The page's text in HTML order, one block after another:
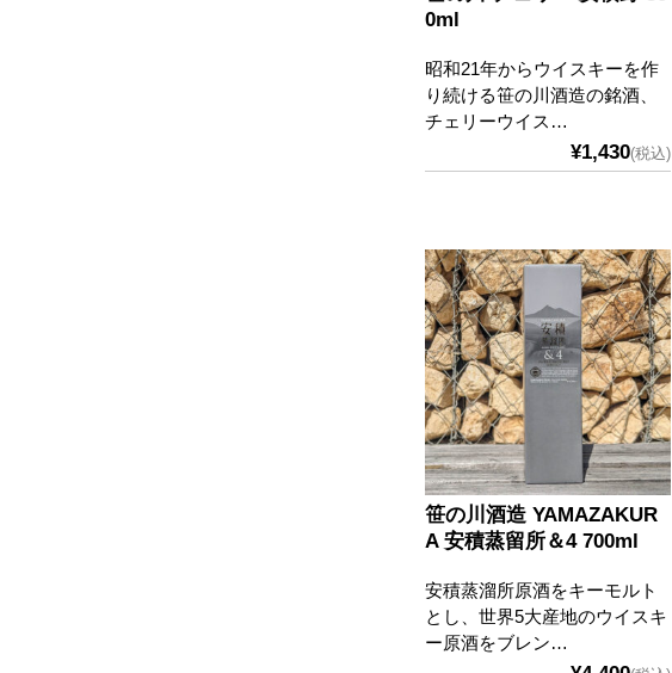
0ml
昭和21年からウイスキーを作
り続ける笹の川酒造の銘酒、
チェリーウイス…
¥1,430(税込)
笹の川酒造 YAMAZAKUR
A 安積蒸留所＆4 700ml
安積蒸溜所原酒をキーモルト
とし、世界5大産地のウイスキ
ー原酒をブレン…